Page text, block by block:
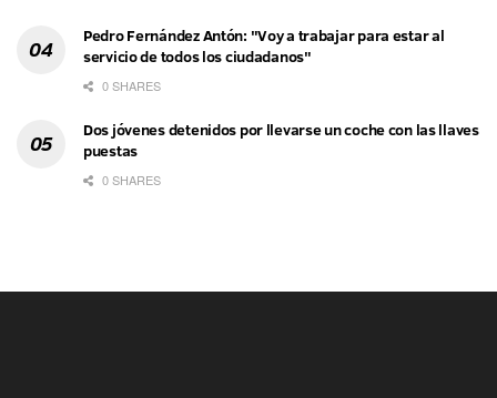
Pedro Fernández Antón: "Voy a trabajar para estar al
servicio de todos los ciudadanos"
0 SHARES
Dos jóvenes detenidos por llevarse un coche con las llaves
puestas
0 SHARES